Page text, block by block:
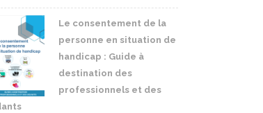
Le consentement de la
personne en situation de
handicap : Guide à
destination des
professionnels et des